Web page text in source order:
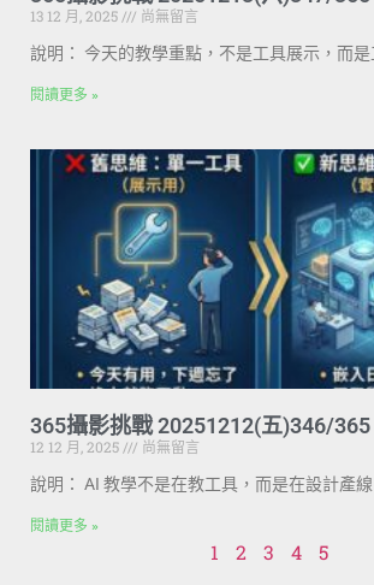
13 12 月, 2025
尚無留言
說明： 今天的教學重點，不是工具展示，而
閱讀更多 »
365攝影挑戰 20251212(五)346/
12 12 月, 2025
尚無留言
說明： AI 教學不是在教工具，而是在設計產線
閱讀更多 »
1 2 3 4 5